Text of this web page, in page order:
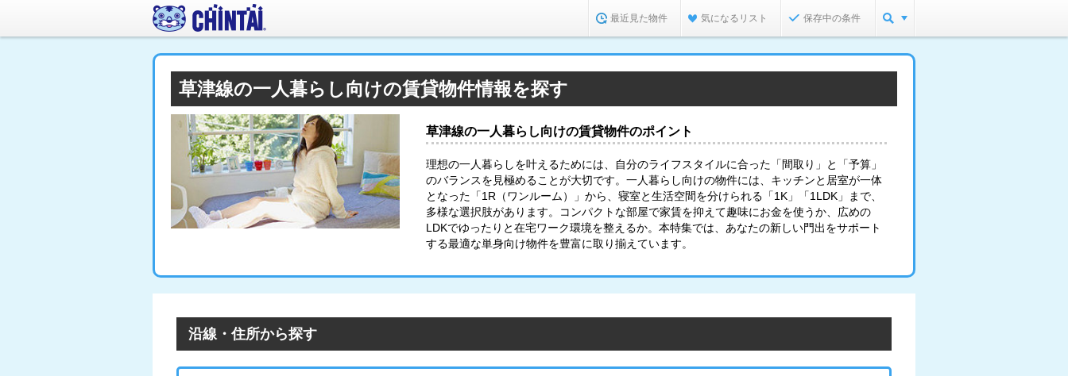
最近見た物件 気になるリスト 保存中の条件
草津線の一人暮らし向けの賃貸物件情報を探す
草津線の一人暮らし向けの賃貸物件のポイント
理想の一人暮らしを叶えるためには、自分のライフスタイルに合った「間取り」と「予算」
のバランスを見極めることが大切です。一人暮らし向けの物件には、キッチンと居室が一体
となった「1R（ワンルーム）」から、寝室と生活空間を分けられる「1K」「1LDK」まで、
多様な選択肢があります。コンパクトな部屋で家賃を抑えて趣味にお金を使うか、広めの
LDKでゆったりと在宅ワーク環境を整えるか。本特集では、あなたの新しい門出をサポート
する最適な単身向け物件を豊富に取り揃えています。
沿線・住所から探す